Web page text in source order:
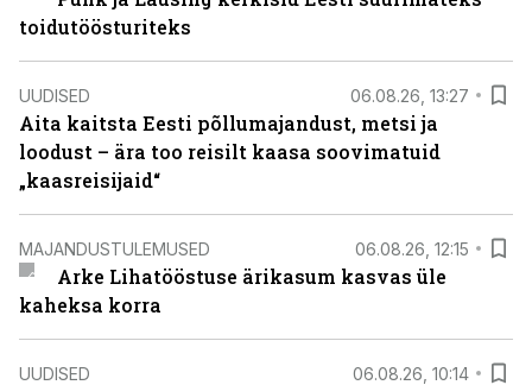
toidutöösturiteks
UUDISED 06.08.26, 13:27
Aita kaitsta Eesti põllumajandust, metsi ja
loodust – ära too reisilt kaasa soovimatuid
„kaasreisijaid“
MAJANDUSTULEMUSED 06.08.26, 12:15
Arke Lihatööstuse ärikasum kasvas üle
kaheksa korra
UUDISED 06.08.26, 10:14